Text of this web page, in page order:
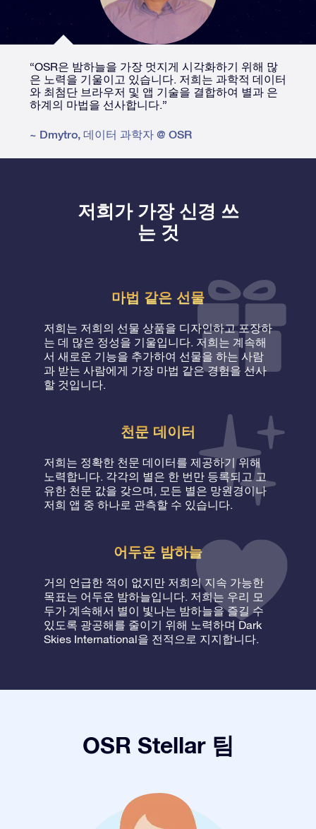
“OSR은 밤하늘을 가장 멋지게 시각화하기 위해 많
은 노력을 기울이고 있습니다. 저희는 과학적 데이터
와 최첨단 브라우저 및 앱 기술을 결합하여 별과 은
하계의 마법을 선사합니다.”
~ Dmytro, 데이터 과학자 @ OSR
저희가 가장 신경 쓰
는 것
마법 같은 선물
저희는 저희의 선물 상품을 디자인하고 포장하
는 데 많은 정성을 기울입니다. 저희는 계속해
서 새로운 기능을 추가하여 선물을 하는 사람
과 받는 사람에게 가장 마법 같은 경험을 선사
할 것입니다.
천문 데이터
저희는 정확한 천문 데이터를 제공하기 위해
노력합니다. 각각의 별은 한 번만 등록되고 고
유한 천문 값을 갖으며, 모든 별은 망원경이나
저희 앱 중 하나로 관측할 수 있습니다.
어두운 밤하늘
거의 언급한 적이 없지만 저희의 지속 가능한
목표는 어두운 밤하늘입니다. 저희는 우리 모
두가 계속해서 별이 빛나는 밤하늘을 즐길 수
있도록 광공해를 줄이기 위해 노력하며 Dark
Skies International을 전적으로 지지합니다.
OSR Stellar 팀